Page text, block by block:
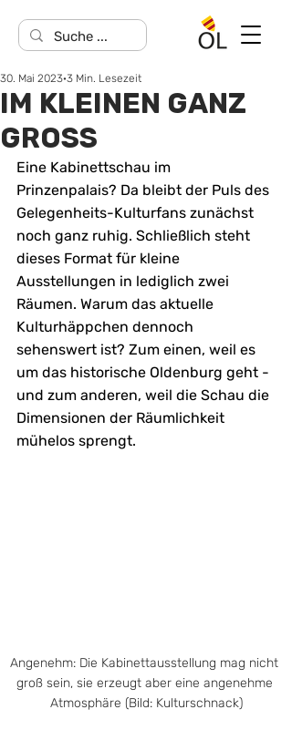
IM KLEINEN GANZ
GROSS
30. Mai 2023 3 Min. Lesezeit
Eine Kabinettschau im
Prinzenpalais? Da bleibt der Puls des
Gelegenheits-Kulturfans zunächst
noch ganz ruhig. Schließlich steht
dieses Format für kleine
Ausstellungen in lediglich zwei
Räumen. Warum das aktuelle
Kulturhäppchen dennoch
sehenswert ist? Zum einen, weil es
um das historische Oldenburg geht -
und zum anderen, weil die Schau die
Dimensionen der Räumlichkeit
mühelos sprengt.
Angenehm: Die Kabinettausstellung mag nicht
groß sein, sie erzeugt aber eine angenehme
Atmosphäre (Bild: Kulturschnack)